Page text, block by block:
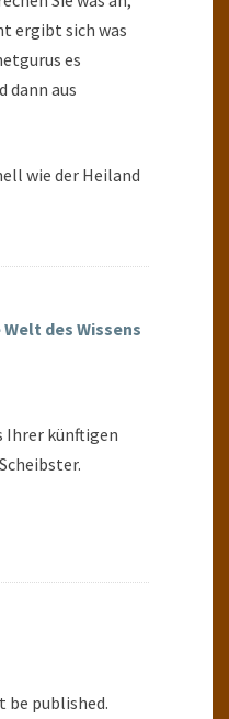
ergibt sich was
es
dann aus
wie der Heiland
des Wissens
Ihrer künftigen
be published.